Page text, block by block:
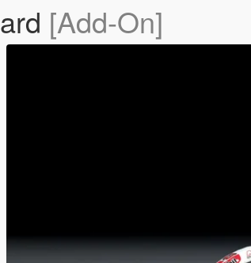
[Add-On]